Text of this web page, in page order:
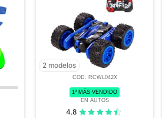
2 modelos
COD. RCWL042X
1º MÁS VENDIDO
EN AUTOS
4.8